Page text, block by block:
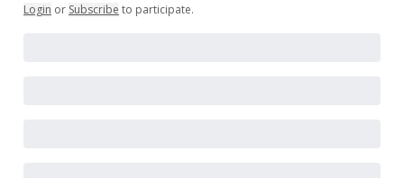
Login or Subscribe to participate.